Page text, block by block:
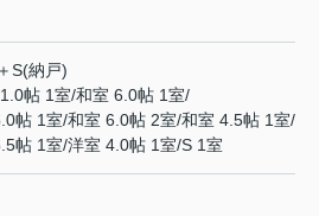
S(納戸)
帖 1室/和室 6.0帖 1室/
帖 1室/和室 6.0帖 2室/和室 4.5帖 1室/
帖 1室/洋室 4.0帖 1室/S 1室